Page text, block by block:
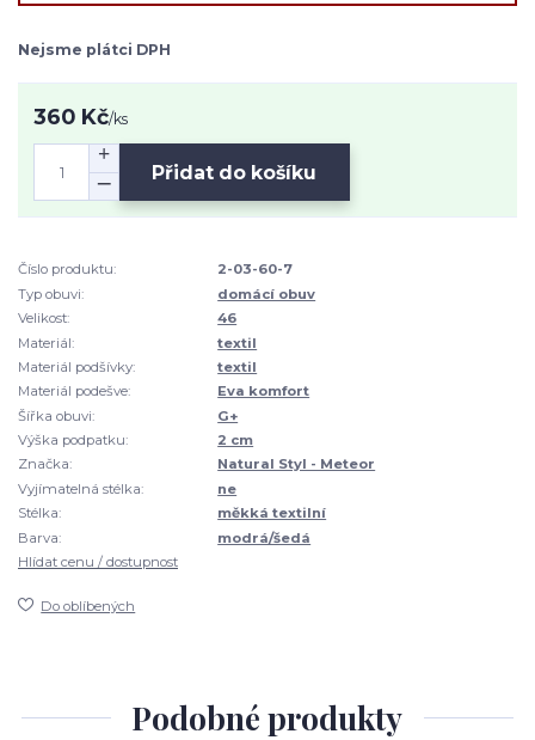
Nejsme plátci DPH
360 Kč/ks
Přidat do košíku
Číslo produktu:
2-03-60-7
Typ obuvi:
domácí obuv
Velikost:
46
Materiál:
textil
Materiál podšívky:
textil
Materiál podešve:
Eva komfort
Šířka obuvi:
G+
Výška podpatku:
2 cm
Značka:
Natural Styl - Meteor
Vyjímatelná stélka:
ne
Stélka:
měkká textilní
Barva:
modrá/šedá
Hlídat cenu / dostupnost
Do oblíbených
Podobné produkty